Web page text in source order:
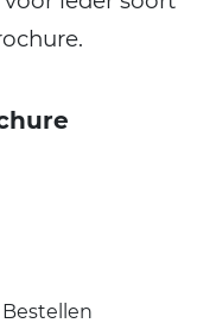
Bestellen